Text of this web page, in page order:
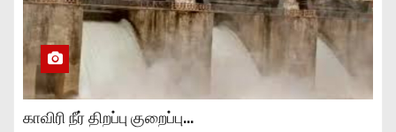
காவிரி நீர் திறப்பு குறைப்பு…